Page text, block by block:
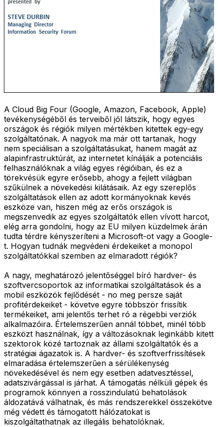
A Cloud Big Four (Google, Amazon, Facebook, Apple)
tevékenységéből és terveiből jól látszik, hogy egyes
országok és régiók milyen mértékben kitettek egy-egy
szolgáltatónak. A nagyok ma már ott tartanak, hogy
nem speciálisan a szolgáltatásukat, hanem magát az
alapinfrastruktúrát, az internetet kínálják a potenciális
felhasználóknak a világ egyes régióiban, és ez a
törekvésük egyre erősebb, ahogy a fejlett világban
szűkülnek a növekedési kilátásaik. Az egy szereplős
szolgáltatások ellen az adott kormányoknak kevés
eszköze van, hiszen még az erős országok is
megszenvedik az egyes szolgáltatók ellen vívott harcot,
elég arra gondolni, hogy az EU milyen küzdelmek árán
tudta térdre kényszeríteni a Microsoft-ot vagy a Google-
t. Hogyan tudnák megvédeni érdekeiket a monopol
szolgáltatókkal szemben az elmaradott régiók?
A nagy, meghatározó jelentőséggel bíró hardver- és
szoftvercsoportok az informatikai szolgáltatások és a
mobil eszközök fejlődését - no meg persze saját
profitérdekeiket - követve egyre többször frissítik
termékeiket, ami jelentős terhet ró a régebbi verziók
alkalmazóira. Értelemszerűen annál többet, minél több
eszközt használnak, így a változásoknak leginkább kitett
szektorok közé tartoznak az állami szolgáltatók és a
stratégiai ágazatok is. A hardver- és szoftverfrissítések
elmaradása értelemszerűen a sérülékenység
növekedésével és nem egy esetben adatvesztéssel,
adatszivárgással is járhat. A támogatás nélküli gépek és
programok könnyen a rosszindulatú behatolások
áldozatává válhatnak, és más rendszerekkel összekötve
még védett és támogatott hálózatokat is
kiszolgáltathatnak az illegális behatolóknak.